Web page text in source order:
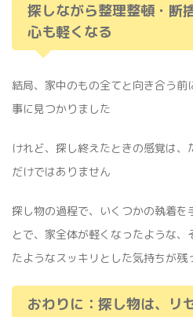
探しながら整理整頓・断
心も軽くなる
結局、家中のもの全てと向き合う
事に見つかりました
けれど、探し終えたときの感覚は、
だけではありません
探し物の過程で、いくつかの執着を
とで、家全体が軽くなったような
たようなスッキリとした気持ちが残
おわりに：探し物は、リ